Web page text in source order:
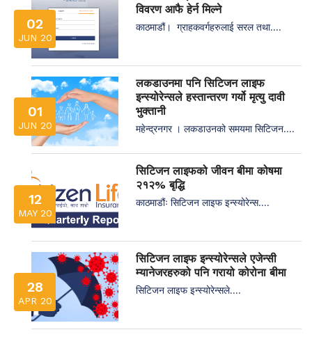
02
JUN 20
विवरण आफै हेर्न मिल्ने
काठमाडौं। ग्राहकवर्गहरुलाई सरल तथा....
01
JUN 20
लकडाउनमा पनि सिटिजन लाइफ
इन्स्योरेन्सले हस्तान्तरण गर्यो मृत्यु दावी
भुक्तानी
महेन्द्रनगर । लकडाउनको समयमा सिटिजन....
12
MAY 20
सिटिजन लाइफको जीवन बीमा कोषमा
२१२% बृद्धि
काठमाडौंः सिटिजन लाइफ इन्स्योरेन्स....
28
APR 20
सिटिजन लाइफ इन्स्योरेन्सले एजेन्सी
म्यानेजरहरुको पनि गरायो कोरोना बीमा
सिटिजन लाइफ इन्स्योरेन्सले....